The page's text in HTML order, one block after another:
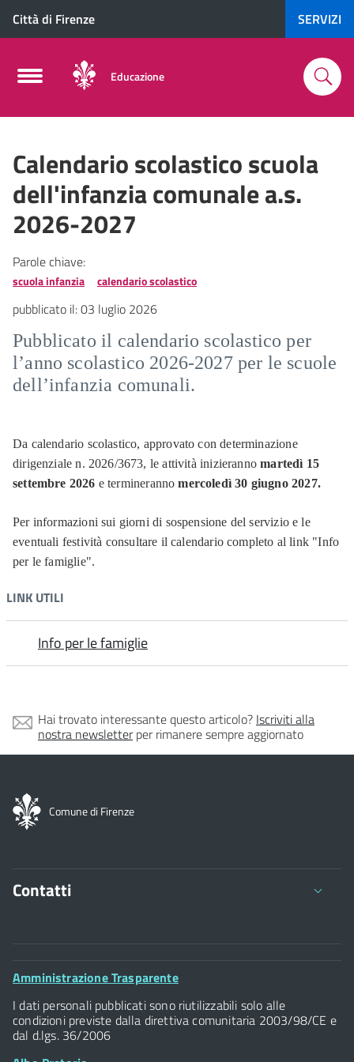
Città di Firenze SERVIZI
Educazione
Calendario scolastico scuola
dell'infanzia comunale a.s.
2026-2027
Parole chiave:
scuola infanzia calendario scolastico
pubblicato il:03 luglio 2026
Pubblicato il calendario scolastico per
l’anno scolastico 2026-2027 per le scuole
dell’infanzia comunali.
Da calendario scolastico, approvato con determinazione
dirigenziale n. 2026/3673, le attività inizierannomartedì 15
settembre 2026 e termineranno mercoledì 30 giugno 2027.
Per informazioni sui giorni di sospensione del servizio e le
eventuali festività consultare il calendario completo al link "Info
per le famiglie".
LINK UTILI
Info per le famiglie
Hai trovato interessante questo articolo? Iscriviti alla
nostra newsletterper rimanere sempre aggiornato
Comune di Firenze
Contatti
Comune di Firenze
Palazzo Vecchio
Piazza della Signoria - 50122, Firenze
Footer
Amministrazione Trasparente
I dati personali pubblicati sono riutilizzabili solo alle
condizioni previste dalla direttiva comunitaria 2003/98/CE e
dal d.lgs. 36/2006